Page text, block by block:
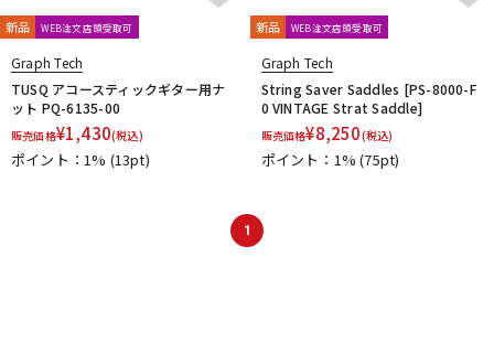
新品 WEB注文店頭受取可
Graph Tech
TUSQ アコースティックギター用ナ
ット PQ-6135-00
販売価格¥1,430(税込)
ポイント：1% (13pt)
新品 WEB注文店頭受取可
Graph Tech
String Saver Saddles [PS-8000-F
0 VINTAGE Strat Saddle]
販売価格¥8,250(税込)
ポイント：1%(75pt)
1